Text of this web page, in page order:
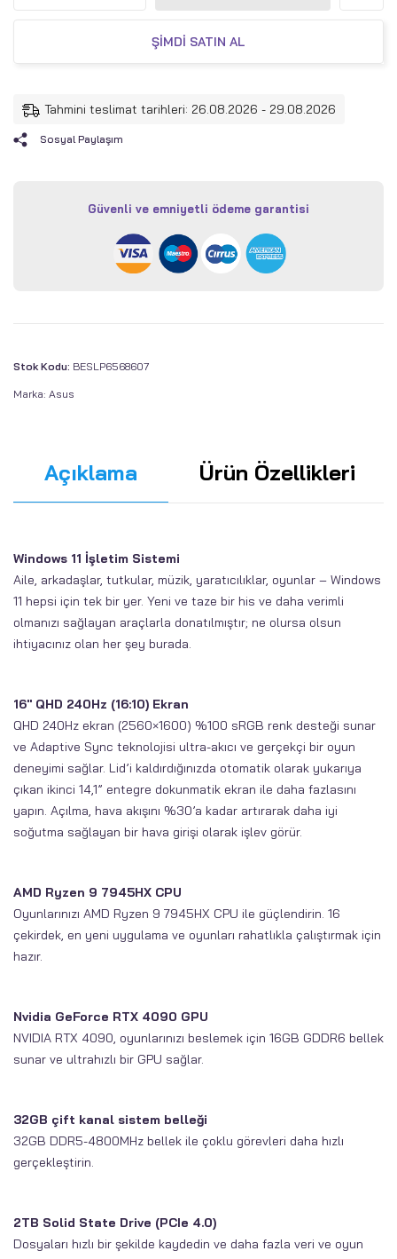
ŞIMDI SATIN AL
Tahmini teslimat tarihleri: 26.08.2026 - 29.08.2026
Sosyal Paylaşım
Güvenli ve emniyetli ödeme garantisi
Stok Kodu: BESLP6568607
Marka: Asus
Açıklama Ürün Özellikleri
Windows 11 İşletim Sistemi
Aile, arkadaşlar, tutkular, müzik, yaratıcılıklar, oyunlar – Windows
11 hepsi için tek bir yer. Yeni ve taze bir his ve daha verimli
olmanızı sağlayan araçlarla donatılmıştır; ne olursa olsun
ihtiyacınız olan her şey burada.
16″ QHD 240Hz (16:10) Ekran
QHD 240Hz ekran (2560×1600) %100 sRGB renk desteği sunar
ve Adaptive Sync teknolojisi ultra-akıcı ve gerçekçi bir oyun
deneyimi sağlar. Lid’i kaldırdığınızda otomatik olarak yukarıya
çıkan ikinci 14,1” entegre dokunmatik ekran ile daha fazlasını
yapın. Açılma, hava akışını %30’a kadar artırarak daha iyi
soğutma sağlayan bir hava girişi olarak işlev görür.
AMD Ryzen 9 7945HX CPU
Oyunlarınızı AMD Ryzen 9 7945HX CPU ile güçlendirin. 16
çekirdek, en yeni uygulama ve oyunları rahatlıkla çalıştırmak için
hazır.
Nvidia GeForce RTX 4090 GPU
NVIDIA RTX 4090, oyunlarınızı beslemek için 16GB GDDR6 bellek
sunar ve ultrahızlı bir GPU sağlar.
32GB çift kanal sistem belleği
32GB DDR5-4800MHz bellek ile çoklu görevleri daha hızlı
gerçekleştirin.
2TB Solid State Drive (PCIe 4.0)
Dosyaları hızlı bir şekilde kaydedin ve daha fazla veri ve oyun